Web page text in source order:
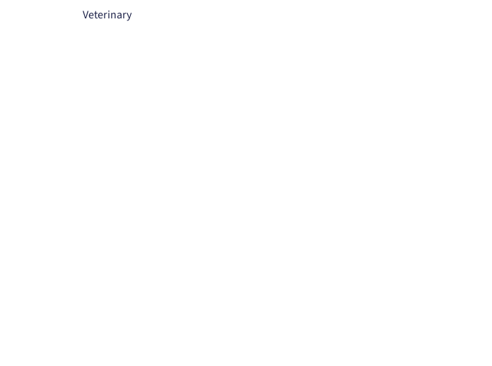
Veterinary